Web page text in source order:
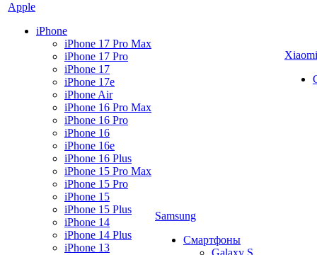
Apple
iPhone
iPhone 17 Pro Max
iPhone 17 Pro
iPhone 17
iPhone 17e
iPhone Air
iPhone 16 Pro Max
iPhone 16 Pro
iPhone 16
iPhone 16e
iPhone 16 Plus
iPhone 15 Pro Max
iPhone 15 Pro
iPhone 15
iPhone 15 Plus
iPhone 14
iPhone 14 Plus
iPhone 13
Samsung
Смартфоны
Galaxy S
Xiaomi